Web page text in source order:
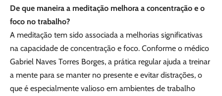
De que maneira a meditação melhora a concentração e o
foco no trabalho?
A meditação tem sido associada a melhorias significativas
na capacidade de concentração e foco. Conforme o médico
Gabriel Naves Torres Borges, a prática regular ajuda a treinar
a mente para se manter no presente e evitar distrações, o
que é especialmente valioso em ambientes de trabalho